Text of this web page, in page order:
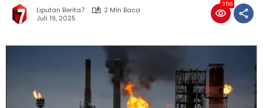
Liputan Berita7
2 Min Baca
Juli 19, 2025
356